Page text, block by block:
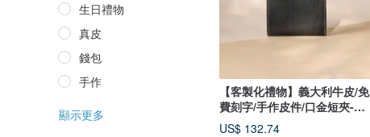
生日禮物
真皮
錢包
手作
顯示更多
【客製化禮物】義大利牛皮/免
費刻字/手作皮件/口金短夾-墨
竹
US$ 132.74